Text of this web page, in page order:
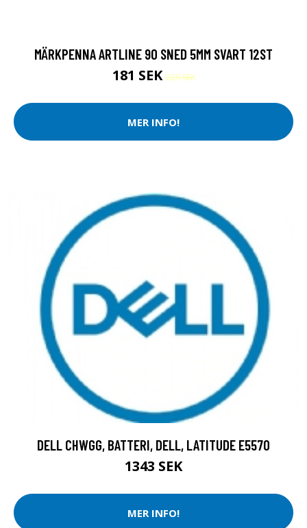
MÄRKPENNA ARTLINE 90 SNED 5MM SVART 12ST
181 SEK229 SEK
MER INFO!
DELL CHWGG, BATTERI, DELL, LATITUDE E5570
1343 SEK
MER INFO!